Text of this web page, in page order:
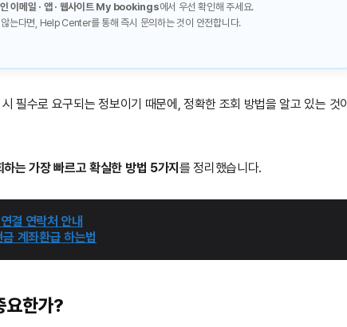
이메일 · 앱 · 웹사이트 My bookings에서 우선 확인해 주세요.
는다면, Help Center를 통해 즉시 문의하는 것이 안전합니다.
필수로 요구되는 정보이기 때문에, 정확한 조회 방법을 알고 있는 것이
는 가장 빠르고 확실한 방법 5가지 를 정리했습니다.
결 연락처 안내
계좌환급 하는법
요한가?